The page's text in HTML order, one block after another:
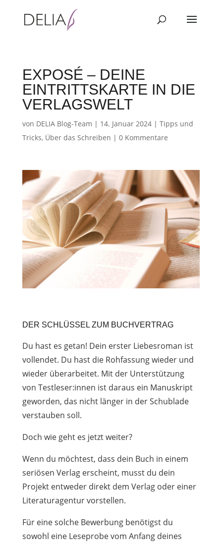
EXPOSÉ – DEINE
EINTRITTSKARTE IN DIE
VERLAGSWELT
von DELIA Blog-Team | 14. Januar 2024| Tipps und
Tricks, Über das Schreiben | 0 Kommentare
DER SCHLÜSSEL ZUM BUCHVERTRAG
Du hast es getan! Dein erster Liebesroman ist
vollendet. Du hast die Rohfassung wieder und
wieder überarbeitet. Mit der Unterstützung
von Testleser:innen ist daraus ein Manuskript
geworden, das nicht länger in der Schublade
verstauben soll.
Doch wie geht es jetzt weiter?
Wenn du möchtest, dass dein Buch in einem
seriösen Verlag erscheint, musst du dein
Projekt entweder direkt dem Verlag oder einer
Literaturagentur vorstellen.
Für eine solche Bewerbung benötigst du
sowohl eine Leseprobe vom Anfang deines